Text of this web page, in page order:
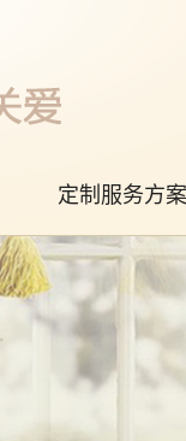
定制服务方案